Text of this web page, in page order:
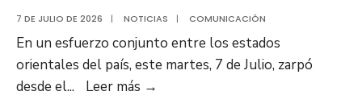
7 DE JULIO DE 2026 | NOTICIAS | COMUNICACIÓN
En un esfuerzo conjunto entre los estados
orientales del país, este martes, 7 de Julio, zarpó
desde el... Leer más →